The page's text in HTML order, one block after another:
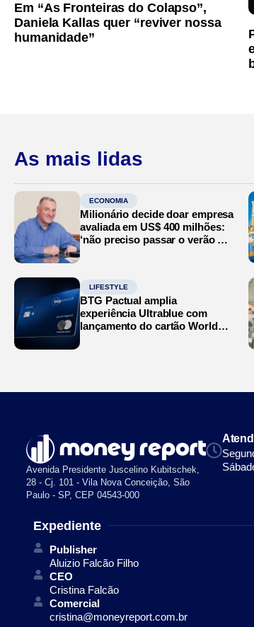
Em “As Fronteiras do Colapso”,
Daniela Kallas quer “reviver nossa
humanidade”
As mais lidas
ECONOMIA
Milionário decide doar empresa
avaliada em US$ 400 milhões:
‘não preciso passar o verão no
LIFESTYLE
BTG Pactual amplia
experiência Ultrablue com
lançamento do cartão World
Avenida Presidente Juscelino Kubitschek,
28 - Cj. 101 - Vila Nova Conceição, São
Paulo - SP, CEP 04543-000
Expediente
Publisher
Aluizio Falcão Filho
CEO
Cristina Falcão
Comercial
cristina@moneyreport.com.br